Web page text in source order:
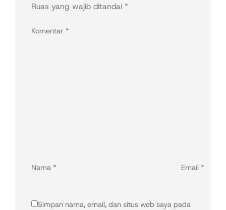
Ruas yang wajib ditandai *
Komentar *
Nama * Email *
Simpan nama, email, dan situs web saya pada